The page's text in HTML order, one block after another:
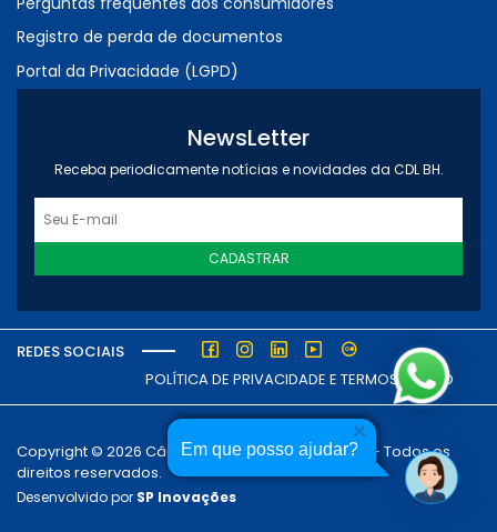
Em que posso ajudar?
Registro de perda de documentos
Portal da Privacidade (LGPD)
NewsLetter
Receba periodicamente notícias e novidades da CDL BH.
CADASTRAR
REDES SOCIAIS
POLÍTICA DE PRIVACIDADE E TERMOS DE USO
Copyright © 2026 Câmara dos Dirigentes Lojistas - Todos os
direitos reservados.
Desenvolvido por SP Inovações